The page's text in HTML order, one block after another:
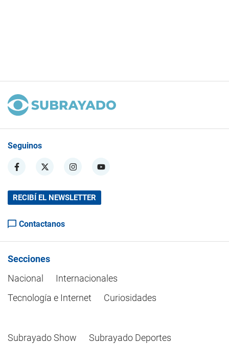
Seguinos
RECIBÍ EL NEWSLETTER
Contactanos
Secciones
Nacional
Internacionales
Tecnología e Internet
Curiosidades
Subrayado Show Subrayado Deportes